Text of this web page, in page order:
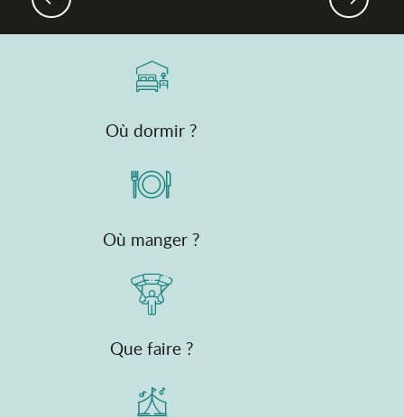
Où dormir ?
Où manger ?
Que faire ?